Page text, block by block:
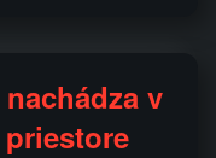
v